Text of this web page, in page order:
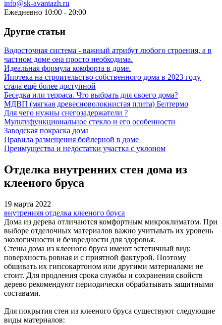
info@sk-avantazh.ru
Ежедневно 10:00 - 20:00
Другие статьи
Водосточная система - важный атрибут любого строения, а в
частном доме она просто необходима.
Идеальная формула комфорта в доме.
Ипотека на строительство собственного дома в 2023 году
стала ещё более доступной
Беседка или терраса. Что выбрать для своего дома?
МДВП (мягкая древесноволокнистая плита) Белтермо
Для чего нужны снегозадержатели ?
Мультифункциональное стекло и его особенности
Заводская покраска дома
Правила размещения бойлерной в доме
Преимущества и недостатки участка с уклоном
Отделка внутренних стен дома из
клееного бруса
19 марта 2022
внутренняя отделка клееного бруса
Дома из дерева отличаются комфортным микроклиматом. При
выборе отделочных материалов важно учитывать их уровень
экологичности и безвредности для здоровья.
Стены дома из клееного бруса имеют эстетичный вид:
поверхность ровная и с приятной фактурой. Поэтому
обшивать их гипсокартоном или другими материалами не
стоит. Для продления срока службы и сохранения свойств
дерево рекомендуют периодически обрабатывать защитными
составами.
Для покрытия стен из клееного бруса существуют следующие
виды материалов: